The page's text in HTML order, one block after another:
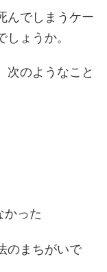
んでしまうケー
ょうか。
次のようなこと
かった
のまちがいで